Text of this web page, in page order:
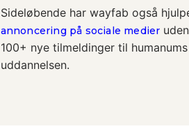
Sideløbende har wayfab også
annoncering på sociale medier
100+ nye tilmeldinger til
uddannelsen.